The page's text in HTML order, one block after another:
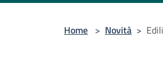
Home > Novità >